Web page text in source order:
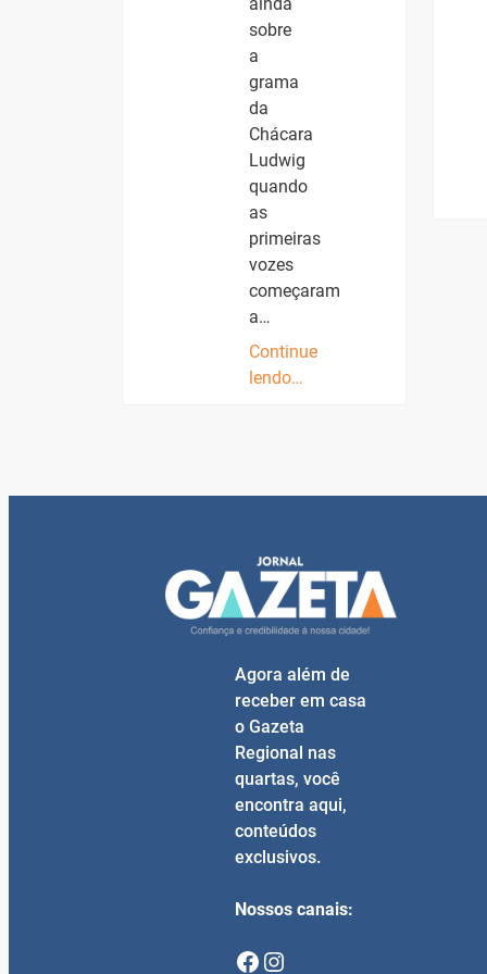
ainda
sobre
a
grama
da
Chácara
Ludwig
quando
as
primeiras
vozes
começaram
a…
Continue
lendo…
Agora além de
receber em casa
o Gazeta
Regional nas
quartas, você
encontra aqui,
conteúdos
exclusivos.
Nossos canais:
Facebook Instagram